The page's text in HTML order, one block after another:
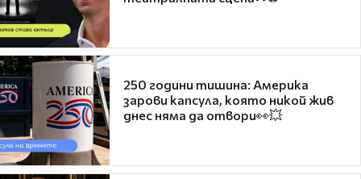
250 години тишина: Америка
зарови капсула, която никой жив
днес няма да отвори👀💥